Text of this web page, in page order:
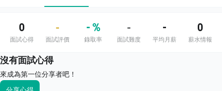
0
面試心得
-
面試評價
- %
錄取率
-
面試難度
-
平均月薪
0
薪水情報
沒有面試心得
來成為第一位分享者吧！